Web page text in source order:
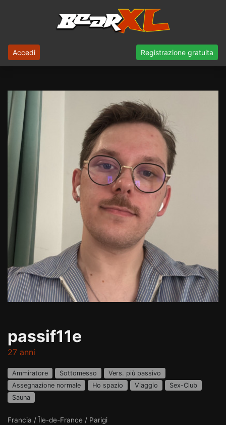
Accedi Registrazione gratuita
passif11e
27 anni
Ammiratore Sottomesso
Vers. più passivo
Assegnazione normale
Ho spazio Viaggio
Sex-Club
Sauna
Francia / Île-de-France / Parigi